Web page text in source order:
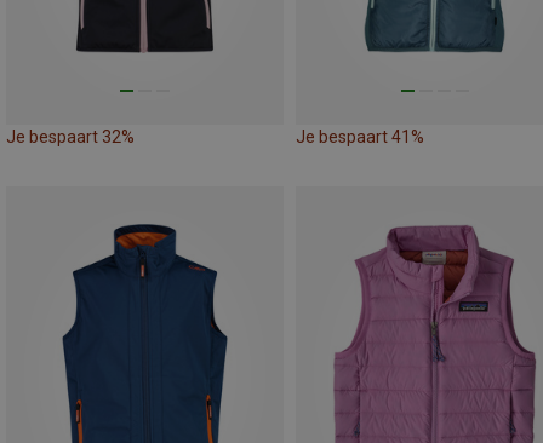
Je bespaart 32% Je bespaart 41%